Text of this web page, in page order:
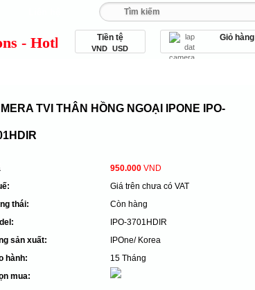
Hotline: 093 456 9 567
Tiền tệ
VND USD
Giỏ hàng
TVI THÂN HỒNG NGOẠI IPONE IPO-
thái:
sản xuất:
hành:
mua:
950.000VND
Giá trên chưa có VAT
Còn hàng
IPO-3701HDIR
IPOne/ Korea
15 Tháng